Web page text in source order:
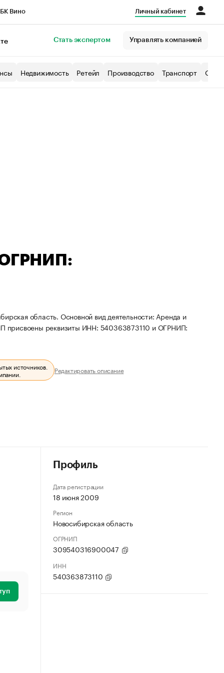
Вино Личный кабинет
Стать экспертом Управлять компанией
Недвижимость Ретейл Производство Транспорт
ОГРНИП:
область. Основной вид деятельности: Аренда и
присвоены реквизиты ИНН: 540363873110 и ОГРНИП:
источников.
Редактировать описание
Профиль
Дата регистрации
18 июня 2009
Регион
Новосибирская область
ОГРНИП
309540316900047
ИНН
540363873110